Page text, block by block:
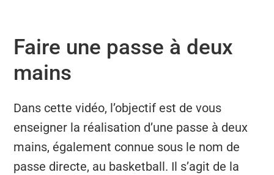
Faire une passe à deux
mains
Dans cette vidéo, l’objectif est de vous
enseigner la réalisation d’une passe à deux
mains, également connue sous le nom de
passe directe, au basketball. Il s’agit de la